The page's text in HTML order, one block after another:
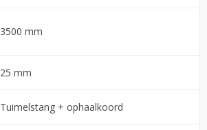
3500 mm
25 mm
Tuimelstang + ophaalkoord